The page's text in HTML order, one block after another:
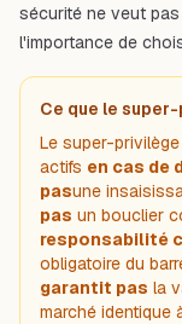
sécurité ne veut pas
l'importance de
Ce que le
Le super-
actifs en cas de
pasune
pas un bouclier
responsabilité
obligatoire du
garantit pas la
marché identique